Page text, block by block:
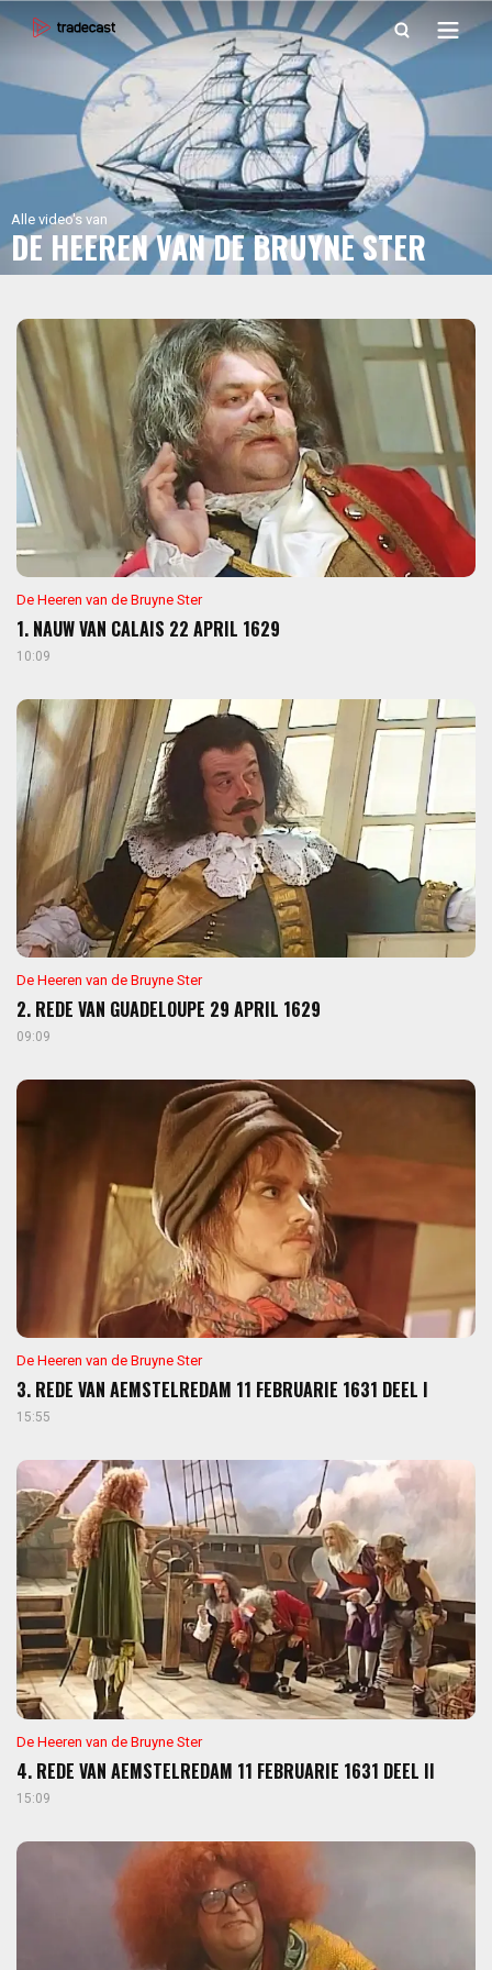
Alle video's van
DE HEEREN VAN DE BRUYNE STER
De Heeren van de Bruyne Ster
1. NAUW VAN CALAIS 22 APRIL 1629
10:09
De Heeren van de Bruyne Ster
2. REDE VAN GUADELOUPE 29 APRIL 1629
09:09
De Heeren van de Bruyne Ster
3. REDE VAN AEMSTELREDAM 11 FEBRUARIE 1631 DEEL I
15:55
De Heeren van de Bruyne Ster
4. REDE VAN AEMSTELREDAM 11 FEBRUARIE 1631 DEEL II
15:09